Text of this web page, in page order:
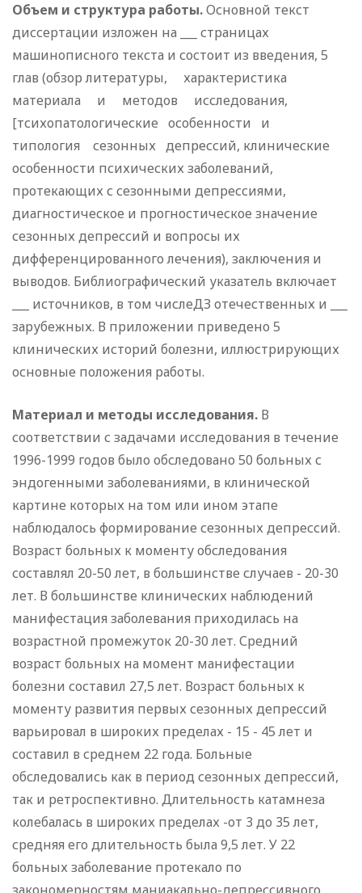
Объем и структура работы.Основной текст
диссертации изложен на ___ страницах
машинописного текста и состоит из введения, 5
глав (обзор литературы, характеристика
материала и методов исследования,
[тсихопатологические особенности и
типология сезонных депрессий, клинические
особенности психических заболеваний,
протекающих с сезонными депрессиями,
диагностическое и прогностическое значение
сезонных депрессий и вопросы их
дифференцированного лечения), заключения и
выводов. Библиографический указатель включает
___ источников, в том числеДЗ отечественных и ___
зарубежных. В приложении приведено 5
клинических историй болезни, иллюстрирующих
основные положения работы.
Материал и методы исследования. В
соответствии с задачами исследования в течение
1996-1999 годов было обследовано 50 больных с
эндогенными заболеваниями, в клинической
картине которых на том или ином этапе
наблюдалось формирование сезонных депрессий.
Возраст больных к моменту обследования
составлял 20-50 лет, в большинстве случаев - 20-30
лет. В большинстве клинических наблюдений
манифестация заболевания приходилась на
возрастной промежуток 20-30 лет. Средний
возраст больных на момент манифестации
болезни составил 27,5 лет. Возраст больных к
моменту развития первых сезонных депрессий
варьировал в широких пределах - 15 - 45 лет и
составил в среднем 22 года. Больные
обследовались как в период сезонных депрессий,
так и ретроспективно. Длительность катамнеза
колебалась в широких пределах -от 3 до 35 лет,
средняя его длительность была 9,5 лет. У 22
больных заболевание протекало по